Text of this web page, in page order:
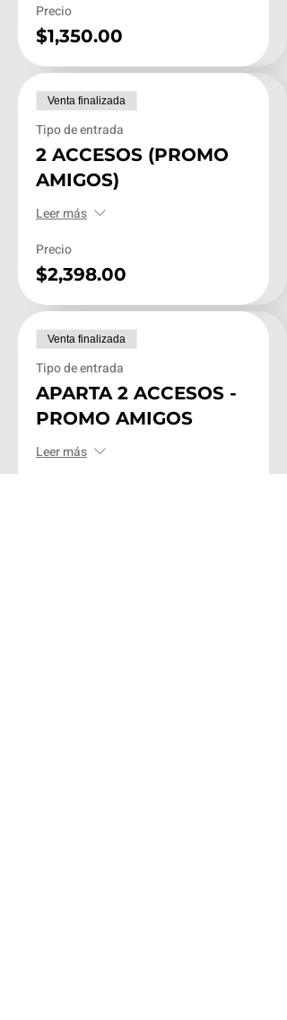
Precio
$1,350.00
Venta finalizada
Tipo de entrada
2 ACCESOS (PROMO
AMIGOS)
Leer más
Precio
$2,398.00
Venta finalizada
Tipo de entrada
APARTA 2 ACCESOS -
PROMO AMIGOS
Leer más